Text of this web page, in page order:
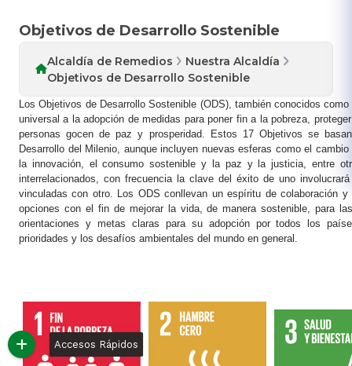
Objetivos de Desarrollo Sostenible
Alcaldía de Remedios
Nuestra Alcaldía
Objetivos de Desarrollo Sostenible
Los Objetivos de Desarrollo Sostenible (ODS), también conocidos
universal a la adopción de medidas para poner fin a la pobreza,
personas gocen de paz y prosperidad. Estos 17 Objetivos se
Desarrollo del Milenio, aunque incluyen nuevas esferas como el
la innovación, el consumo sostenible y la paz y la justicia, entre
interrelacionados, con frecuencia la clave del éxito de uno
vinculadas con otro. Los ODS conllevan un espíritu de colaboración
opciones con el fin de mejorar la vida, de manera sostenible, para
orientaciones y metas claras para su adopción por todos los
prioridades y los desafíos ambientales del mundo en general.​
Accesos Rápidos